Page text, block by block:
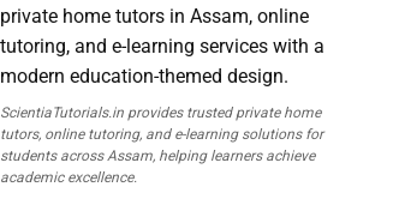
ScientiaTutorials.in provides trusted private home
tutors, online tutoring, and e-learning solutions for
students across Assam, helping learners achieve
academic excellence.